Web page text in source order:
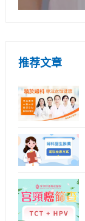
推荐文章